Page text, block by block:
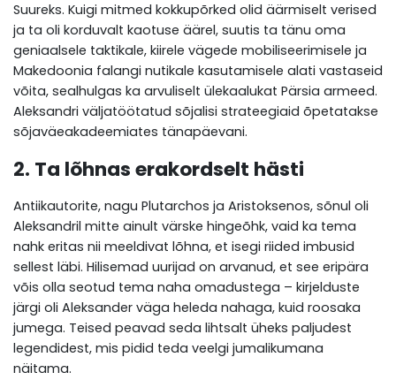
Suureks. Kuigi mitmed kokkupõrked olid äärmiselt verised
ja ta oli korduvalt kaotuse äärel, suutis ta tänu oma
geniaalsele taktikale, kiirele vägede mobiliseerimisele ja
Makedoonia falangi nutikale kasutamisele alati vastaseid
võita, sealhulgas ka arvuliselt ülekaalukat Pärsia armeed.
Aleksandri väljatöötatud sõjalisi strateegiaid õpetatakse
sõjaväeakadeemiates tänapäevani.
2. Ta lõhnas erakordselt hästi
Antiikautorite, nagu Plutarchos ja Aristoksenos, sõnul oli
Aleksandril mitte ainult värske hingeõhk, vaid ka tema
nahk eritas nii meeldivat lõhna, et isegi riided imbusid
sellest läbi. Hilisemad uurijad on arvanud, et see eripära
võis olla seotud tema naha omadustega – kirjelduste
järgi oli Aleksander väga heleda nahaga, kuid roosaka
jumega. Teised peavad seda lihtsalt üheks paljudest
legendidest, mis pidid teda veelgi jumalikumana
näitama.